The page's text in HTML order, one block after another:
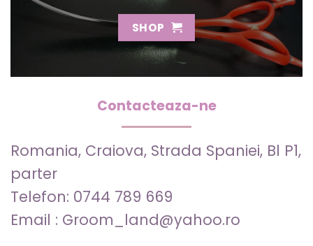
SHOP
Contacteaza-ne
Romania, Craiova, Strada Spaniei, Bl P1,
parter
Telefon: 0744 789 669
Email : Groom_land@yahoo.ro